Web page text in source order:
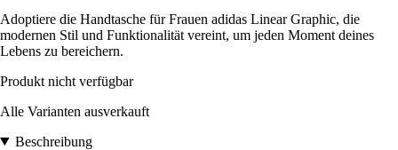
Adoptiere die Handtasche für Frauen adidas Linear Graphic, die
modernen Stil und Funktionalität vereint, um jeden Moment deines
Lebens zu bereichern.
Produkt nicht verfügbar
Alle Varianten ausverkauft
Beschreibung